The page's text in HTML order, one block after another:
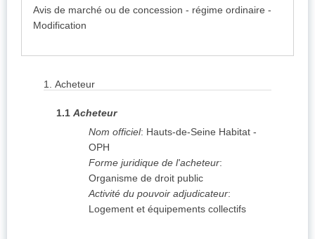
Avis de marché ou de concession - régime ordinaire -
Modification
1. Acheteur
1.1 Acheteur
Nom officiel: Hauts-de-Seine Habitat -
OPH
Forme juridique de l'acheteur:
Organisme de droit public
Activité du pouvoir adjudicateur:
Logement et équipements collectifs